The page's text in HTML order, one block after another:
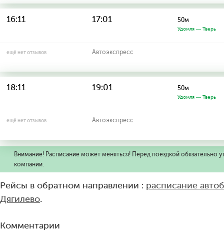
16:11 17:01 50м
Удомля — Тверь
ещё нет отзывов Автоэкспресс
18:11 19:01 50м
Удомля — Тверь
ещё нет отзывов Автоэкспресс
Внимание! Расписание может меняться! Перед поездкой обязательно
компании.
Рейсы в обратном направлении : расписание
Дягилево.
Комментарии